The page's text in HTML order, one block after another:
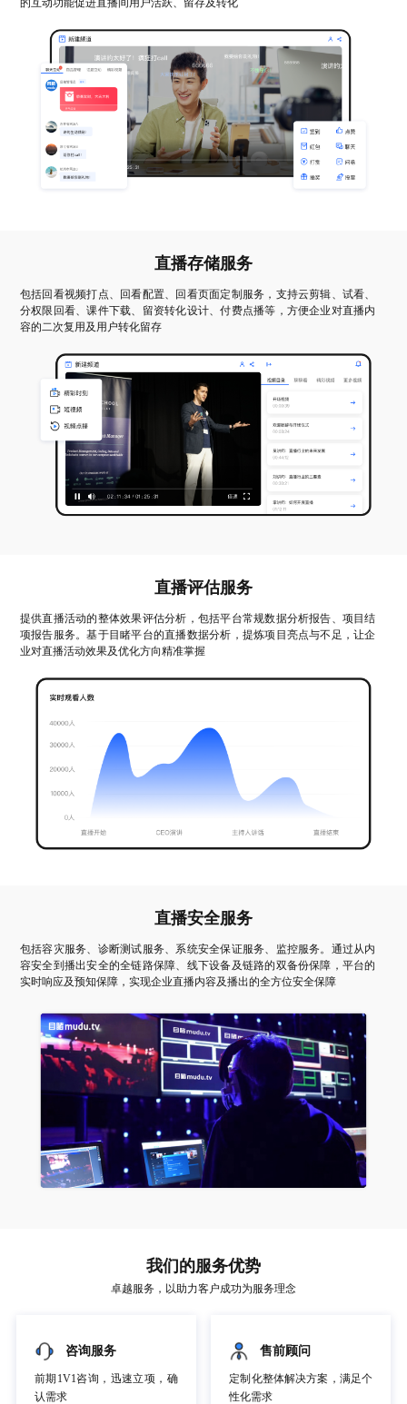
的互动功能促进直播间用户活跃、留存及转化
直播存储服务
包括回看视频打点、回看配置、回看页面定制服务，支持云剪辑、试看、
分权限回看、课件下载、留资转化设计、付费点播等，方便企业对直播内
容的二次复用及用户转化留存
直播评估服务
提供直播活动的整体效果评估分析，包括平台常规数据分析报告、项目结
项报告服务。基于目睹平台的直播数据分析，提炼项目亮点与不足，让企
业对直播活动效果及优化方向精准掌握
直播安全服务
包括容灾服务、诊断测试服务、系统安全保证服务、监控服务。通过从内
容安全到播出安全的全链路保障、线下设备及链路的双备份保障，平台的
实时响应及预知保障，实现企业直播内容及播出的全方位安全保障
我们的服务优势
卓越服务，以助力客户成功为服务理念
咨询服务
前期1V1咨询，迅速立项，确
认需求
售前顾问
定制化整体解决方案，满足个
性化需求